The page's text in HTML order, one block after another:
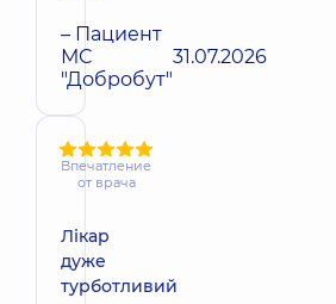
– Пациент
МС
"Добробут"
31.07.2026
Впечатление
от врача
Лікар
дуже
турботливий